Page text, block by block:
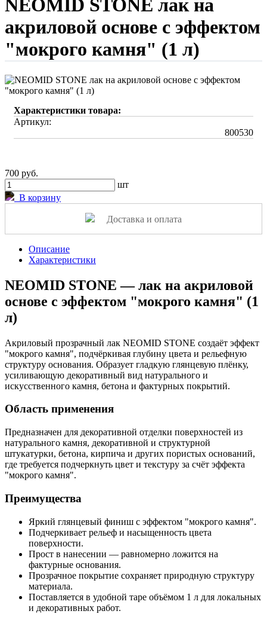
NEOMID STONE лак на
акриловой основе с эффектом
"мокрого камня" (1 л)
Характеристики товара:
Артикул:
800530
700 руб.
шт
В корзину
Доставка и оплата
Описание
Характеристики
NEOMID STONE — лак на акриловой
основе с эффектом "мокрого камня" (1
л)
Акриловый прозрачный лак NEOMID STONE создаёт эффект
"мокрого камня", подчёркивая глубину цвета и рельефную
структуру основания. Образует гладкую глянцевую плёнку,
усиливающую декоративный вид натурального и
искусственного камня, бетона и фактурных покрытий.
Область применения
Предназначен для декоративной отделки поверхностей из
натурального камня, декоративной и структурной
штукатурки, бетона, кирпича и других пористых оснований,
где требуется подчеркнуть цвет и текстуру за счёт эффекта
"мокрого камня".
Преимущества
Яркий глянцевый финиш с эффектом "мокрого камня".
Подчеркивает рельеф и насыщенность цвета
поверхности.
Прост в нанесении — равномерно ложится на
фактурные основания.
Прозрачное покрытие сохраняет природную структуру
материала.
Поставляется в удобной таре объёмом 1 л для локальных
и декоративных работ.